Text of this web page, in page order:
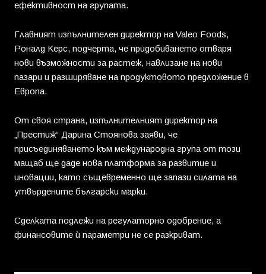
ефективност на групата.
Главният изпълнителен директор на Valeo Foods,
Роналд Керс, подчерта, че придобиването отваря
нови възможности за растеж, навлизане на нови
пазари и разширяване на продуктовото предложение в
Европа.
От своя страна, изпълнителният директор на
„Престиж“ Дарина Стоянова заяви, че
присъединяването към международна група от този
мащаб ще даде нова платформа за развитие и
иновации, като същевременно ще запази силата на
утвърдените български марки.
Сделката подлежи на регулаторно одобрение, а
финансовите ѝ параметри не се разкриват.